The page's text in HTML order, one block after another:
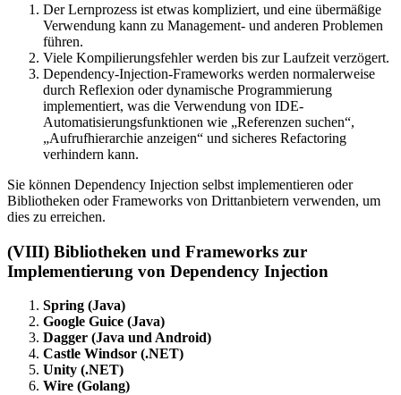
Der Lernprozess ist etwas kompliziert, und eine übermäßige
Verwendung kann zu Management- und anderen Problemen
führen.
Viele Kompilierungsfehler werden bis zur Laufzeit verzögert.
Dependency-Injection-Frameworks werden normalerweise
durch Reflexion oder dynamische Programmierung
implementiert, was die Verwendung von IDE-
Automatisierungsfunktionen wie „Referenzen suchen“,
„Aufrufhierarchie anzeigen“ und sicheres Refactoring
verhindern kann.
Sie können Dependency Injection selbst implementieren oder
Bibliotheken oder Frameworks von Drittanbietern verwenden, um
dies zu erreichen.
(VIII) Bibliotheken und Frameworks zur
Implementierung von Dependency Injection
Spring (Java)
Google Guice (Java)
Dagger (Java und Android)
Castle Windsor (.NET)
Unity (.NET)
Wire (Golang)